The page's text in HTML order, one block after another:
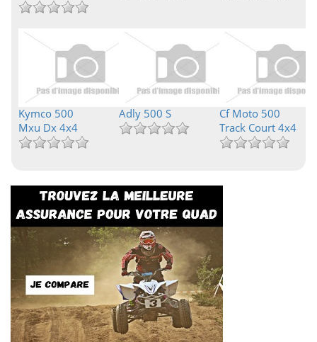
Kymco 500
Mxu Dx 4x4
Adly 500 S
Cf Moto 500
Track Court 4x4